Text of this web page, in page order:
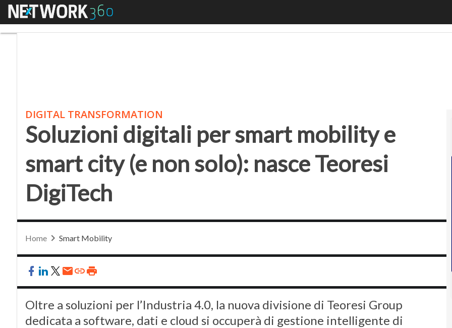
Menu
DIGITAL TRANSFORMATION
Soluzioni digitali per smart mobility e
smart city (e non solo): nasce Teoresi
DigiTech
Home Smart Mobility
Oltre a soluzioni per l’Industria 4.0, la nuova divisione di Teoresi Group
dedicata a software, dati e cloud si occuperà di gestione intelligente di